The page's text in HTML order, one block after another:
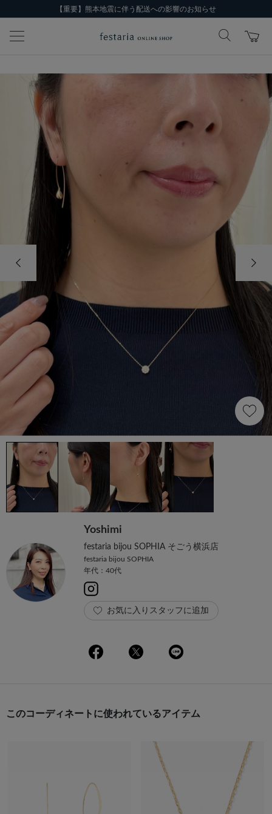
【重要】熊本地震に伴う配送への影響のお知らせ
Yoshimi
festaria bijou SOPHIA そごう横浜店
festaria bijou SOPHIA
年代：40代
お気に入りスタッフに追加
このコーディネートに使われているアイテム